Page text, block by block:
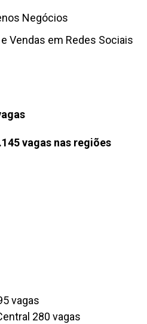
Negócios
Vendas em Redes Sociais
vagas nas regiões
vagas
280 vagas